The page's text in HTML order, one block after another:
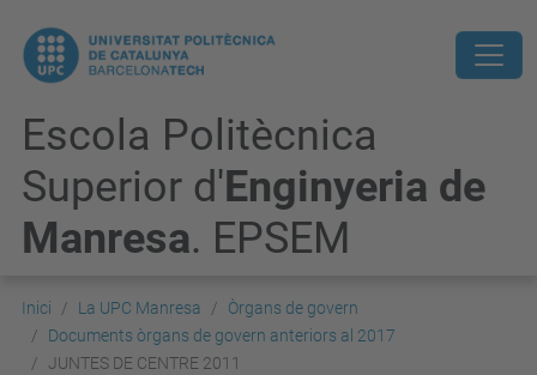
Escola Politècnica
Superior d'Enginyeria de
Manresa. EPSEM
Inici La UPC Manresa
Òrgans de govern
Documents òrgans de govern anteriors al 2017
JUNTES DE CENTRE 2011